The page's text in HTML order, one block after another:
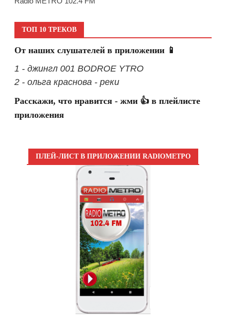
ТОП 10 ТРЕКОВ
От наших слушателей в приложении 📱
1 - джингл 001 BODROE YTRO
2 - ольга краснова - реки
Расскажи, что нравится - жми 👍 в плейлисте
приложения
ПЛЕЙ-ЛИСТ В ПРИЛОЖЕНИИ RADIOМЕТРО